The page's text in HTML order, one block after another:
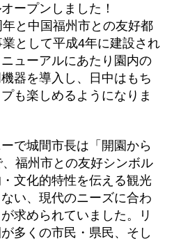
ープンしました！
と中国福州市との友好都
として平成4年に建設され
ューアルにあたり園内の
器を導入し、日中はもち
も楽しめるようになりま
で城間市長は「開園から
福州市との友好シンボル
文化的特性を伝える観光
い、現代のニーズに合わ
求められていました。リ
多くの市民・県民、そし